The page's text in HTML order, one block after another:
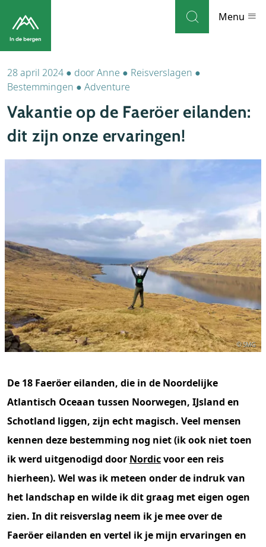
Menu
Bestemmingen
Weblog
Accommodaties
Thema's
28 april 2024 ● doorAnne ● Reisverslagen ●
Bestemmingen ● Adventure
Vakantie op de Faeröer eilanden:
dit zijn onze ervaringen!
© SMG
De 18 Faeröer eilanden, die in de Noordelijke
Atlantisch Oceaan tussen Noorwegen, IJsland en
Schotland liggen, zijn echt magisch. Veel mensen
kennen deze bestemming nog niet (ik ook niet toen
ik werd uitgenodigd door Nordicvoor een reis
hierheen). Wel was ik meteen onder de indruk van
het landschap en wilde ik dit graag met eigen ogen
zien. In dit reisverslag neem ik je mee over de
Faeröer eilanden en vertel ik je mijn ervaringen en